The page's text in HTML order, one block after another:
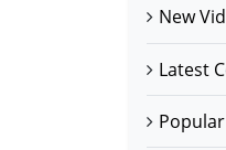
New
Latest